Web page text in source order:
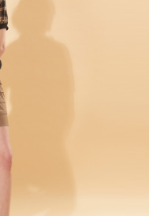
用額度並採取法律行動。